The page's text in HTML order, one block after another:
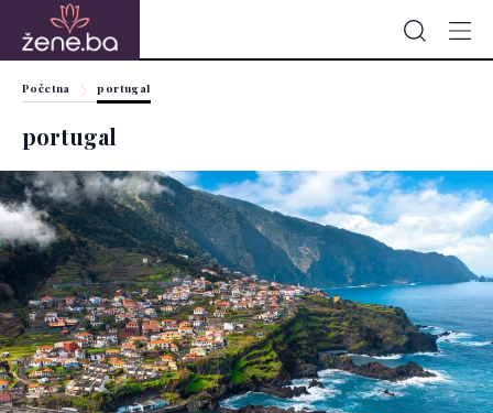
Početna portugal
portugal